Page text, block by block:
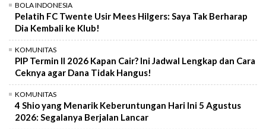
BOLA INDONESIA
Pelatih FC Twente Usir Mees Hilgers: Saya Tak Berharap
Dia Kembali ke Klub!
KOMUNITAS
PIP Termin II 2026 Kapan Cair? Ini Jadwal Lengkap dan Cara
Ceknya agar Dana Tidak Hangus!
KOMUNITAS
4 Shio yang Menarik Keberuntungan Hari Ini 5 Agustus
2026: Segalanya Berjalan Lancar